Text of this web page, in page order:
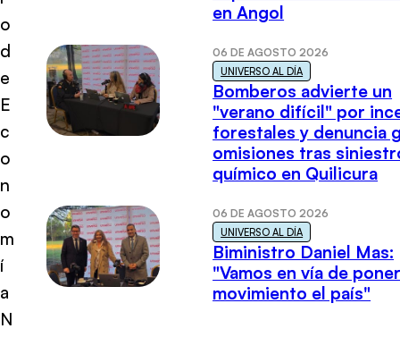
o
d
e
E
c
o
n
o
m
í
a
N
en Angol
06 DE AGOSTO 2026
UNIVERSO AL DÍA
Bomberos advierte un
"verano difícil" por
forestales y denuncia
omisiones tras
químico en Quilicura
06 DE AGOSTO 2026
UNIVERSO AL DÍA
Biministro Daniel Mas:
"Vamos en vía de
movimiento el país"